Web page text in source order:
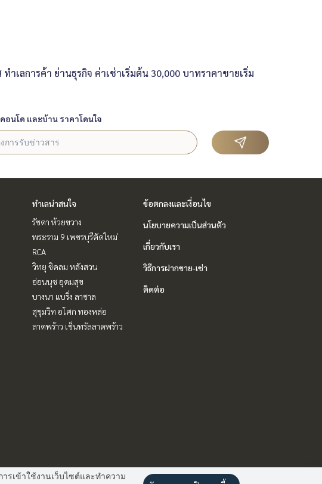
เลการค้า ย่านธุรกิจ ค่าเช่าเริ่มต้น 30,000 บาทราคาขายเริ่ม
อนโด และบ้าน ราคาโดนใจ
ทำเลน่าสนใจ
รัชดา ห้วยขวาง
พระราม 9 เพชรบุรีตัดใหม่
RCA
วิทยุ ชิดลม หลังสวน
อ่อนนุช อุดมสุข
บางนา แบริ่ง ลาซาล
สุขุมวิท อโศก ทองหล่อ
ลาดพร้าว เซ็นทรัลลาดพร้าว
ข้อตกลงและเงื่อนไข
นโยบายความเป็นส่วนตัว
เกี่ยวกับเรา
วิธีการฝากขาย-เช่า
ติดต่อ
รเข้าใช้งานเว็บไซต์และทำความ